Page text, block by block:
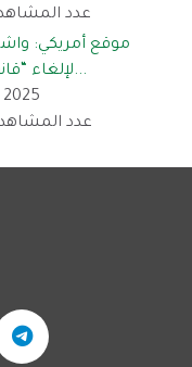
1297 عدد
موقع أمريكي:
لإلغاء “قانون قيصر” و...
1770 عدد